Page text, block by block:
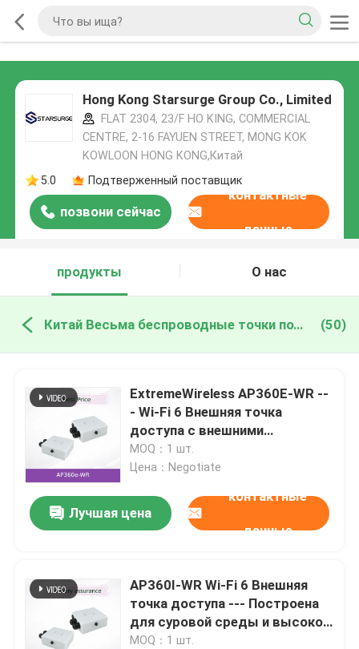
Hong Kong Starsurge Group Co., Limited
FLAT 2304, 23/F HO KING, COMMERCIAL
CENTRE, 2-16 FAYUEN STREET, MONG KOK
KOWLOON HONG KONG,Китай
5.0
Подтверженный поставщик
позвони сейчас
контактные
данные
продукты О нас
Китай Весьма беспроводные точки подхода (50)
ExtremeWireless AP360E-WR --
- Wi-Fi 6 Внешняя точка
доступа с внешними
соединителями антенны и
датчиком безопасности для
MOQ：1 шт.
Цена：Negotiate
Лучшая цена
контактные
данные
AP360I-WR Wi-Fi 6 Внешняя
точка доступа --- Построена
для суровой среды и высокой
плотности подключения
MOQ：1 шт.